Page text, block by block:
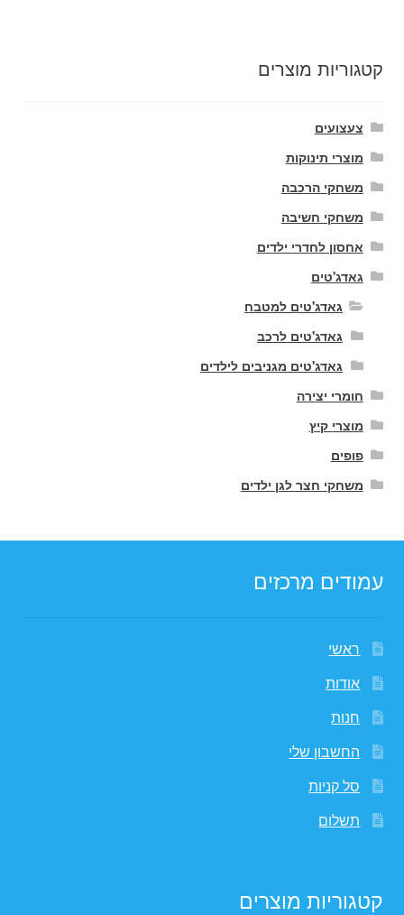
קטגוריות מוצרים
צעצועים
מוצרי תינוקות
משחקי הרכבה
משחקי חשיבה
אחסון לחדרי ילדים
גאדג'טים
גאדג'טים למטבח
גאדג'טים לרכב
גאדג'טים מגניבים לילדים
חומרי יצירה
מוצרי קיץ
פופים
משחקי חצר לגן ילדים
עמודים מרכזים
ראשי
אודות
חנות
החשבון שלי
סל קניות
תשלום
קטגוריות מוצרים